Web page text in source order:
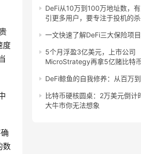
度
数
DeFi从10万到100万地址数，
引更多用户，要专注于投机的
一文快速了解DeFi三大保险项目
5个月浮盈3亿美元，上市公司
MicroStrategy再拿5亿赌比特
DeFi鲸鱼的自我修养：从百万
比特币硬核圆桌：2万美元倒计
大牛市你无法想象